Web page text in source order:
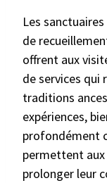
Les
de
offrent aux
de services qui
traditions
expériences,
profondément
permettent
prolonger leur